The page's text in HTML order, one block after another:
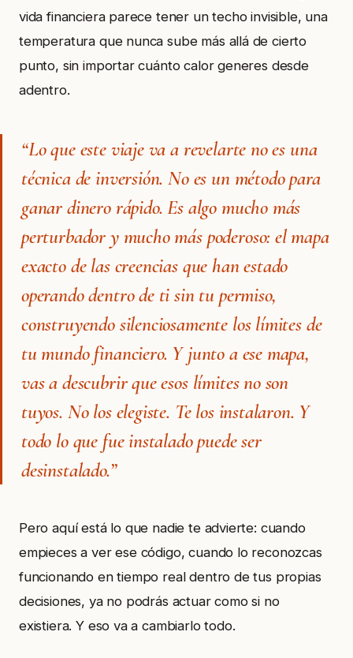
vida financiera parece tener un techo invisible, una
temperatura que nunca sube más allá de cierto
punto, sin importar cuánto calor generes desde
adentro.
“Lo que este viaje va a revelarte no es una
técnica de inversión. No es un método para
ganar dinero rápido. Es algo mucho más
perturbador y mucho más poderoso: el mapa
exacto de las creencias que han estado
operando dentro de ti sin tu permiso,
construyendo silenciosamente los límites de
tu mundo financiero. Y junto a ese mapa,
vas a descubrir que esos límites no son
tuyos. No los elegiste. Te los instalaron. Y
todo lo que fue instalado puede ser
desinstalado.”
Pero aquí está lo que nadie te advierte: cuando
empieces a ver ese código, cuando lo reconozcas
funcionando en tiempo real dentro de tus propias
decisiones, ya no podrás actuar como si no
existiera. Y eso va a cambiarlo todo.